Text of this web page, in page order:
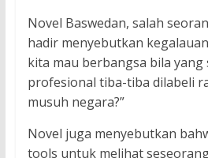
Novel Baswedan, salah
hadir menyebutkan
kita mau berbangsa bila yang
profesional tiba-tiba dilabeli
musuh negara?”
Novel juga menyebutkan
tools untuk melihat